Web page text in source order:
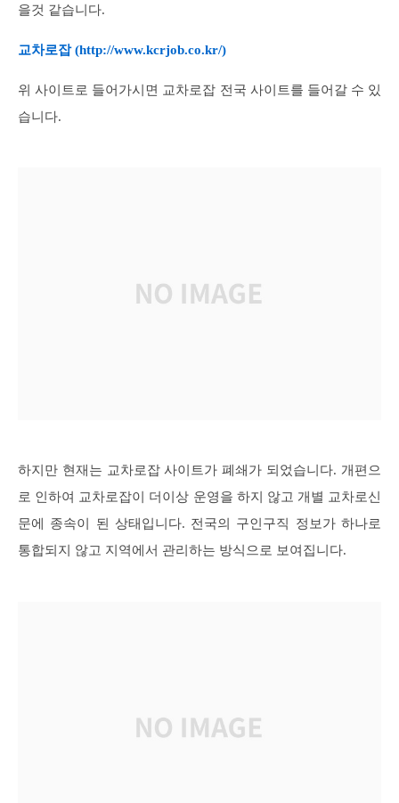
을것 같습니다.
교차로잡 (http://www.kcrjob.co.kr/)
위 사이트로 들어가시면 교차로잡 전국 사이트를 들어갈 수 있
습니다.
하지만 현재는 교차로잡 사이트가 폐쇄가 되었습니다. 개편으
로 인하여 교차로잡이 더이상 운영을 하지 않고 개별 교차로신
문에 종속이 된 상태입니다. 전국의 구인구직 정보가 하나로
통합되지 않고 지역에서 관리하는 방식으로 보여집니다.